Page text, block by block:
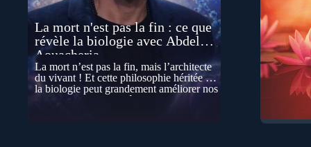
La mort n'est pas la fin : ce que
révèle la biologie avec Abdel
Aouacheria
La mort n’est pas la fin, mais l’architecte
du vivant ! Et cette philosophie héritée de
la biologie peut grandement améliorer nos
vies… Cela peut paraître contre-intuitif, et